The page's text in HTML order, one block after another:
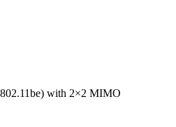
with 2×2 MIMO